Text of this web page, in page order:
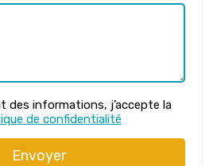
des informations, j’accepte la
de confidentialité
Envoyer